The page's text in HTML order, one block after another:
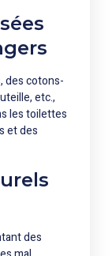
des cotons-
etc.,
les toilettes
et des
des